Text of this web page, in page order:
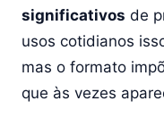
significativos de
usos cotidianos
mas o formato
que às vezes